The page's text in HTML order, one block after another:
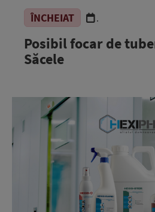
ÎNCHEIAT .
Posibil focar de
Săcele